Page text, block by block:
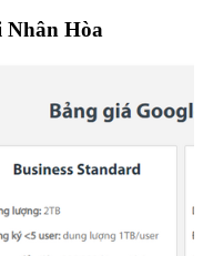
Nhân Hòa